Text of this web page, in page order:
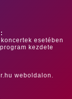
esetében
kezdete
weboldalon.